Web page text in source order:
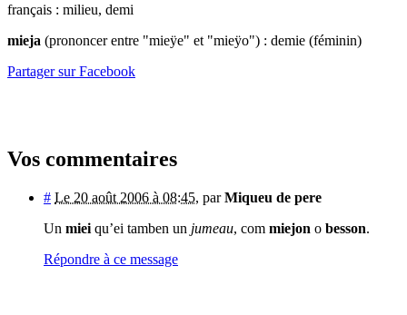
français : milieu, demi
mieja (prononcer entre "mieÿe" et "mieÿo") : demie (féminin)
Partager sur Facebook
Vos commentaires
# Le 20 août 2006 à 08:45, parMiqueu de pere
Un miei qu’ei tamben un jumeau, com miejon o besson.
Répondre à ce message